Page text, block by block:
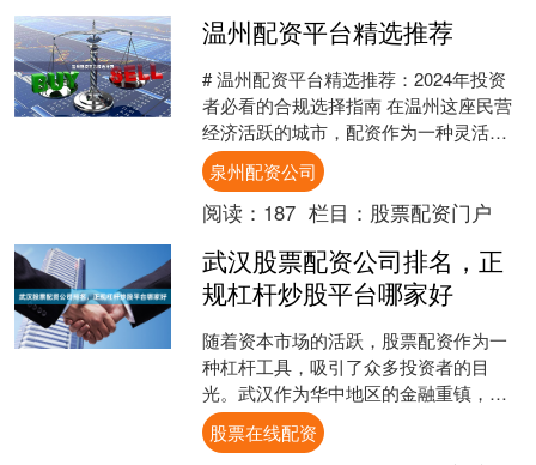
温州配资平台精选推荐
# 温州配资平台精选推荐：2024年投资
者必看的合规选择指南 在温州这座民营
经济活跃的城市，配资作为一种灵活的
资金工具，一直受到投资者的关注。然
而，面对市场上众....
泉州配资公司
阅读： 187 栏目： 股票配资门户
武汉股票配资公司排名，正
规杠杆炒股平台哪家好
随着资本市场的活跃，股票配资作为一
种杠杆工具，吸引了众多投资者的目
光。武汉作为华中地区的金融重镇，各
类配资平台层出不穷。面对“武汉股票配
资公司排名，正规杠杆炒股....
股票在线配资